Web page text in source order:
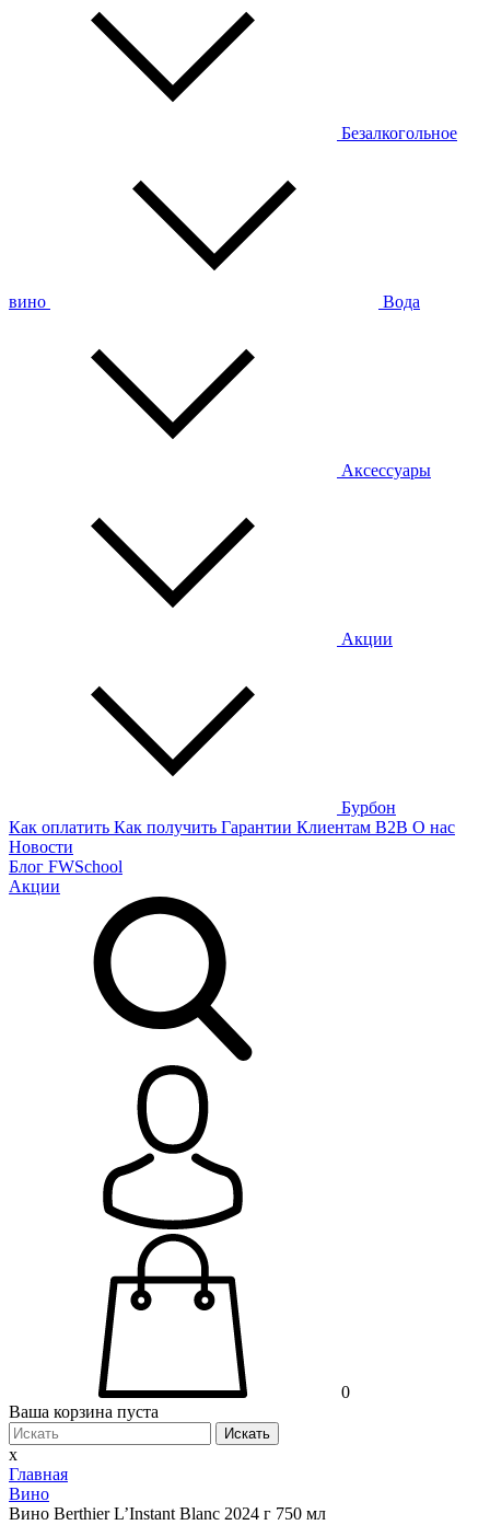
Безалкогольное
вино Вода
Аксессуары
Акции
Бурбон
Как оплатить Как получить Гарантии Клиентам B2B О нас
Новости
Блог FWSchool
Акции
0
Ваша корзина пуста
Искать
x
Главная
Вино
Вино Berthier L’Instant Blanc 2024 г 750 мл